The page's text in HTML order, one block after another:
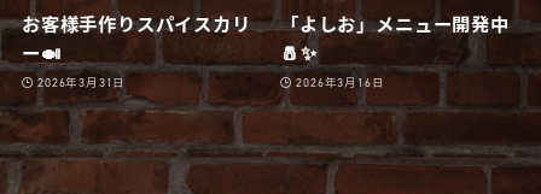
お客様手作りスパイスカリ
ー🍛
2026年3月31日
「よしお」メニュー開発中
🧂✨
2026年3月16日